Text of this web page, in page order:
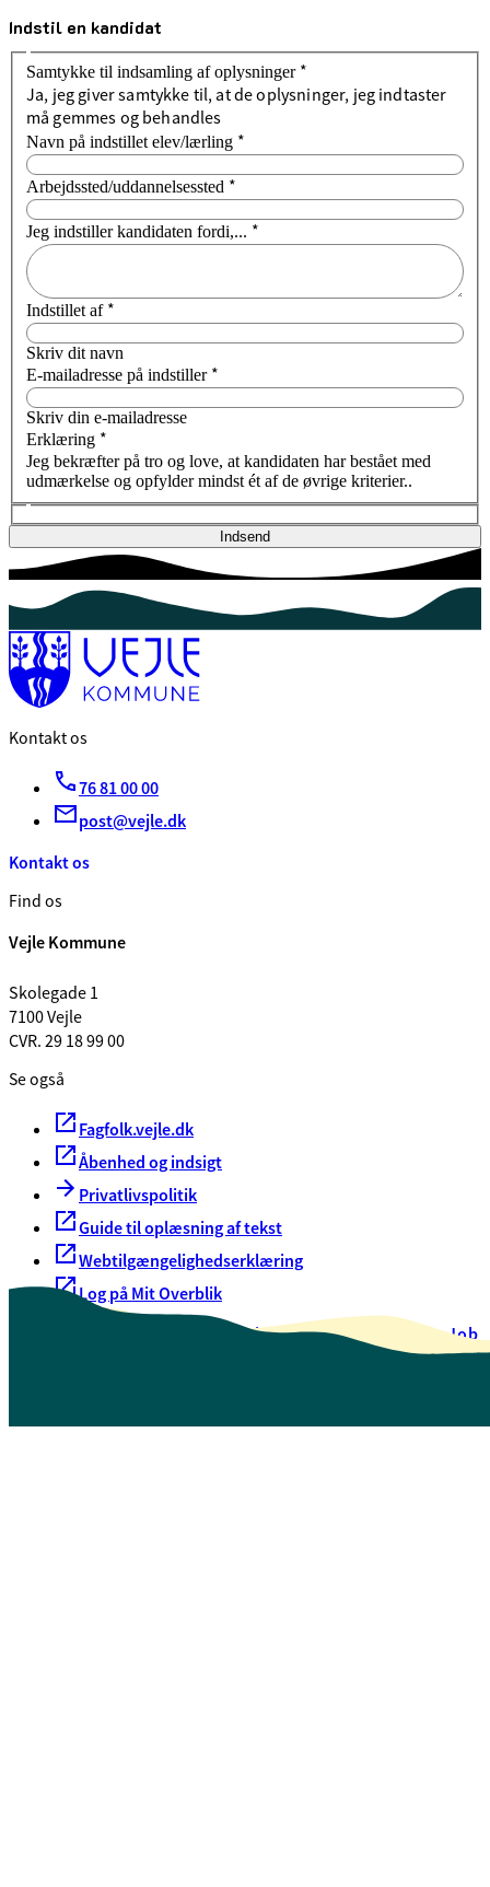
Indstil en kandidat
Samtykke til indsamling af oplysninger *
Ja, jeg giver samtykke til, at de oplysninger, jeg indtaster
må gemmes og behandles
Navn på indstillet elev/lærling *
Arbejdssted/uddannelsessted *
Jeg indstiller kandidaten fordi,... *
Indstillet af *
Skriv dit navn
E-mailadresse på indstiller *
Skriv din e-mailadresse
Erklæring *
Jeg bekræfter på tro og love, at kandidaten har bestået med
udmærkelse og opfylder mindst ét af de øvrige kriterier..
Indsend
Kontakt os
76 81 00 00
post@vejle.dk
Kontakt os
Find os
Vejle Kommune
Skolegade 1
7100 Vejle
CVR. 29 18 99 00
Se også
Fagfolk.vejle.dk
Åbenhed og indsigt
Privatlivspolitik
Guide til oplæsning af tekst
Webtilgængelighedserklæring
Log på Mit Overblik
Oversigt over selvbetjeningJob